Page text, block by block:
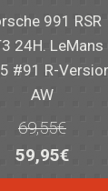
991 RSR
24H. LeMans
#91 R-
AW
69,55€
El
precio
59,95€El